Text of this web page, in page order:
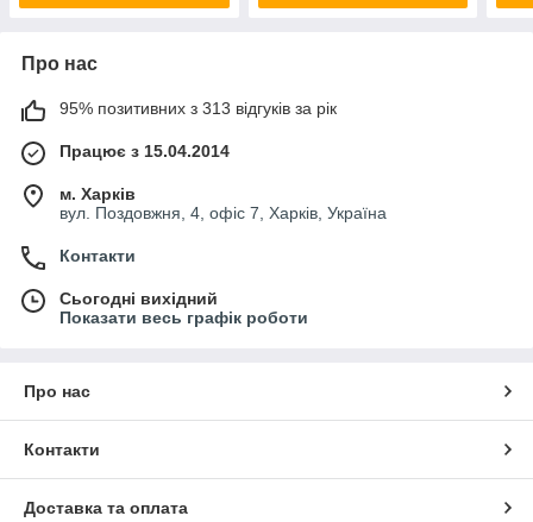
Про нас
95% позитивних з 313 відгуків за рік
Працює з 15.04.2014
м. Харків
вул. Поздовжня, 4, офіс 7, Харків, Україна
Контакти
Сьогодні вихідний
Показати весь графік роботи
Про нас
Контакти
Доставка та оплата